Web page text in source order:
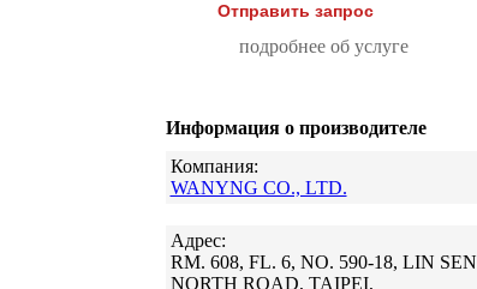
Отправить запрос
подробнее об услуге
Информация о производителе
Компания:
WANYNG CO., LTD.
Адрес:
RM. 608, FL. 6, NO. 590-18, LIN SEN
NORTH ROAD, TAIPEI,